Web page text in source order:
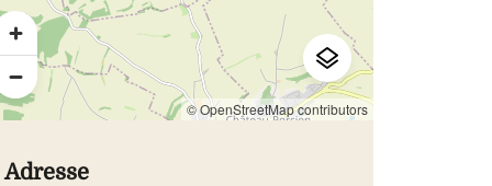
© OpenStreetMap contributors
Adresse